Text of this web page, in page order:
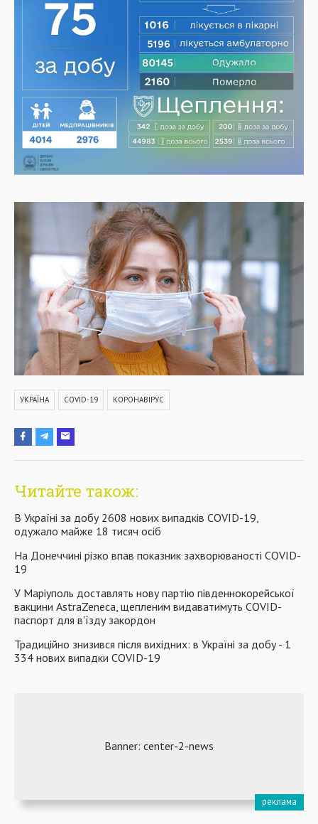
УКРАЇНА COVID-19 КОРОНАВІРУС
Читайте також:
В Україні за добу 2608 нових випадків COVID-19,
одужало майже 18 тисяч осіб
На Донеччині різко впав показник захворюваності COVID-
19
У Маріуполь доставлять нову партію південнокорейської
вакцини АstraZeneca, щепленим видаватимуть COVID-
паспорт для в'їзду закордон
Традиційно знизився після вихідних: в Україні за добу - 1
334 нових випадки COVID-19